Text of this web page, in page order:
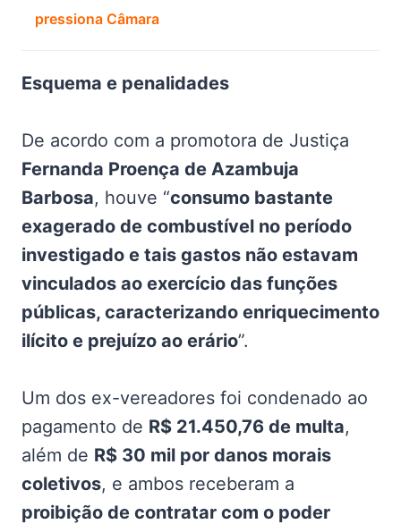
pressiona Câmara
Esquema e penalidades
De acordo com a promotora de Justiça
Fernanda Proença de Azambuja
Barbosa, houve “consumo bastante
exagerado de combustível no período
investigado e tais gastos não estavam
vinculados ao exercício das funções
públicas, caracterizando enriquecimento
ilícito e prejuízo ao erário”.
Um dos ex-vereadores foi condenado ao
pagamento de R$ 21.450,76 de multa,
além de R$ 30 mil por danos morais
coletivos, e ambos receberam a
proibição de contratar com o poder